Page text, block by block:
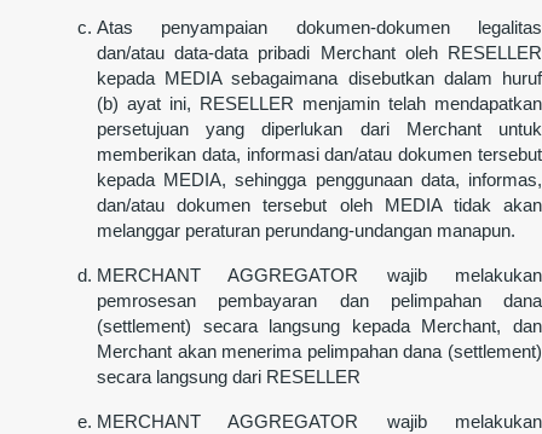
Atas penyampaian dokumen-dokumen legalitas
dan/atau data-data pribadi Merchant oleh RESELLER
kepada MEDIA sebagaimana disebutkan dalam huruf
(b) ayat ini, RESELLER menjamin telah mendapatkan
persetujuan yang diperlukan dari Merchant untuk
memberikan data, informasi dan/atau dokumen tersebut
kepada MEDIA, sehingga penggunaan data, informas,
dan/atau dokumen tersebut oleh MEDIA tidak akan
melanggar peraturan perundang-undangan manapun.
MERCHANT AGGREGATOR wajib melakukan
pemrosesan pembayaran dan pelimpahan dana
(settlement) secara langsung kepada Merchant, dan
Merchant akan menerima pelimpahan dana (settlement)
secara langsung dari RESELLER
MERCHANT AGGREGATOR wajib melakukan